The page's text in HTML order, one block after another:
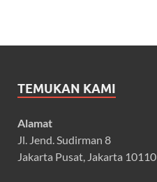
TEMUKAN KAMI
Alamat
Jl. Jend. Sudirman 8
Jakarta Pusat, Jakarta 10110